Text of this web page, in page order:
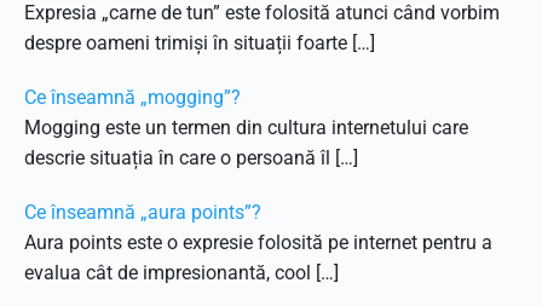
Expresia „carne de tun” este folosită atunci când vorbim
despre oameni trimiși în situații foarte […]
Ce înseamnă „mogging”?
Mogging este un termen din cultura internetului care
descrie situația în care o persoană îl […]
Ce înseamnă „aura points”?
Aura points este o expresie folosită pe internet pentru a
evalua cât de impresionantă, cool […]